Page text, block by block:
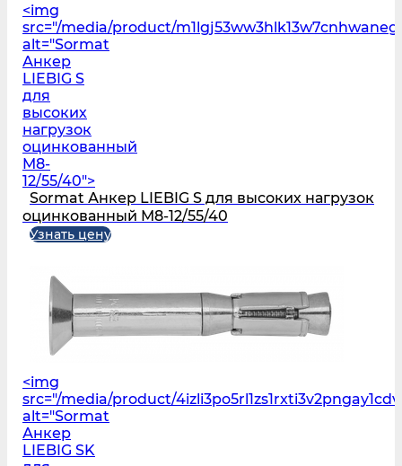
<img
src="/media/product/
alt="Sormat
Анкер
LIEBIG S
для
высоких
нагрузок
оцинкованный
M8-
12/55/40">
Sormat Анкер LIEBIG S для высоких нагрузок
оцинкованный M8-12/55/40
Узнать цену
<img
src="/media/product/
alt="Sormat
Анкер
LIEBIG SK